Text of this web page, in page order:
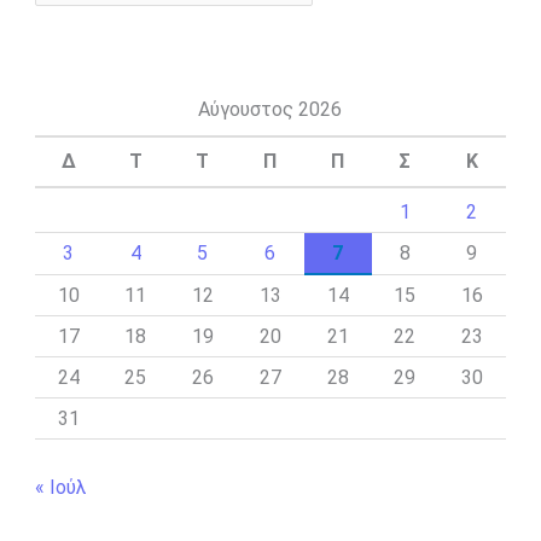
Αύγουστος 2026
Δ Τ Τ Π Π Σ Κ
1
2
3
4 5 6 7 8
9
10
11 12 13 14 15
16
17
18 19 20 21 22
23
24
25 26 27 28 29
30
31
« Ιούλ